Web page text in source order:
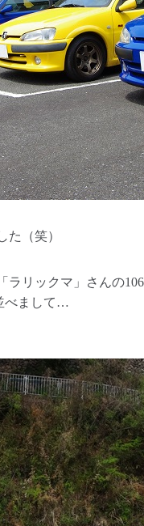
た（笑）
リックマ」さんの
べまして…